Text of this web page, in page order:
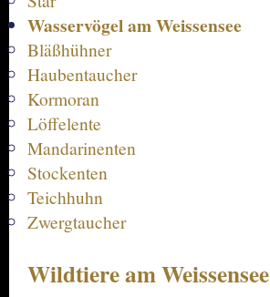
Wasservögel am Weissensee
Bläßhühner
Haubentaucher
Kormoran
Löffelente
Mandarinenten
Stockenten
Teichhuhn
Zwergtaucher
Wildtiere am Weissensee